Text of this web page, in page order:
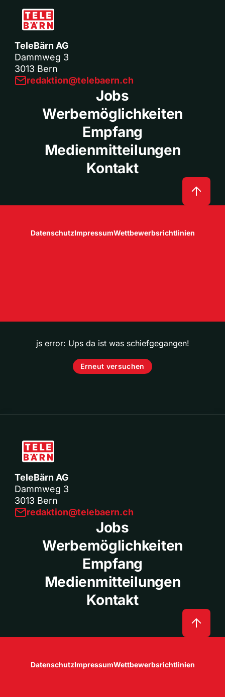
TeleBärn AG
Dammweg 3
3013 Bern
redaktion@telebaern.ch
Jobs
Werbemöglichkeiten
Empfang
Medienmitteilungen
Kontakt
DatenschutzImpressumWettbewerbsrichtlinien
js error: Ups da ist was schiefgegangen!
Erneut versuchen
TeleBärn AG
Dammweg 3
3013 Bern
redaktion@telebaern.ch
Jobs
Werbemöglichkeiten
Empfang
Medienmitteilungen
Kontakt
DatenschutzImpressumWettbewerbsrichtlinien